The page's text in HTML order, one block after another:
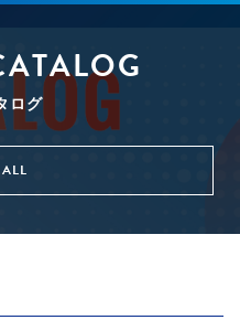
ログ